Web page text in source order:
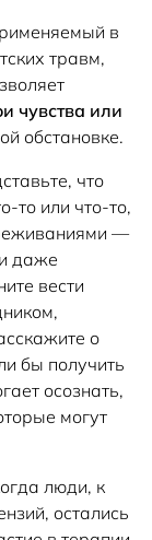
в
травм,
чувства или
обстановке.
что
то или что-то,
—
даже
вести
о
бы получить
осознать,
могут
люди, к
остались